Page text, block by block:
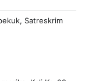
Satreskrim